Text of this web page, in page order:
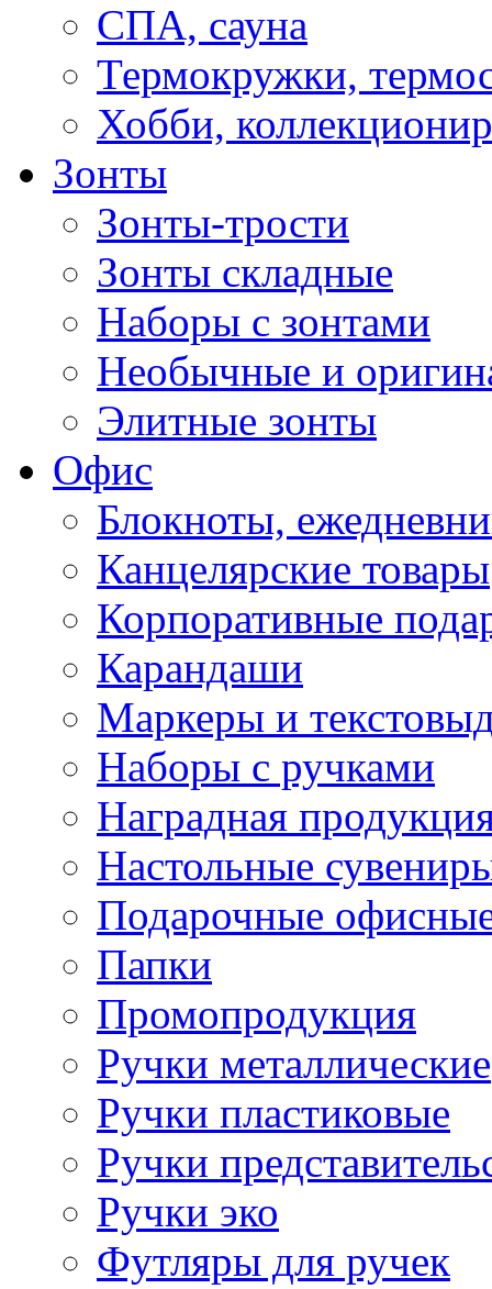
СПА, сауна
Термокружки,
Хобби,
Зонты
Зонты-трости
Зонты складные
Наборы с зонтами
Необычные и
Элитные зонты
Офис
Блокноты,
Канцелярские товары
Корпоративные
Карандаши
Маркеры и
Наборы с ручками
Наградная
Настольные
Подарочные
Папки
Промопродукция
Ручки металлические
Ручки пластиковые
Ручки
Ручки эко
Футляры для ручек